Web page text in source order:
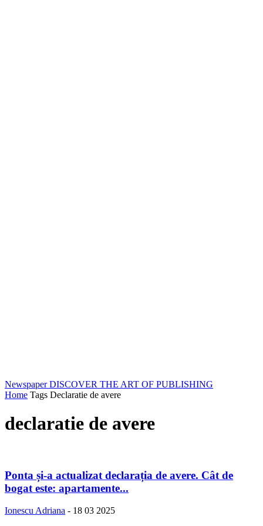
Newspaper DISCOVER THE ART OF PUBLISHING
Home Tags Declaratie de avere
declaratie de avere
Ponta și-a actualizat declarația de avere. Cât de
bogat este: apartamente...
Ionescu Adriana - 18 03 2025